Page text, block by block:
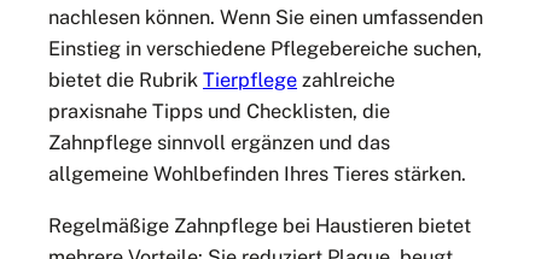
nachlesen können. Wenn Sie einen umfassenden
Einstieg in verschiedene Pflegebereiche suchen,
bietet die Rubrik Tierpflege zahlreiche
praxisnahe Tipps und Checklisten, die
Zahnpflege sinnvoll ergänzen und das
allgemeine Wohlbefinden Ihres Tieres stärken.
Regelmäßige Zahnpflege bei Haustieren bietet